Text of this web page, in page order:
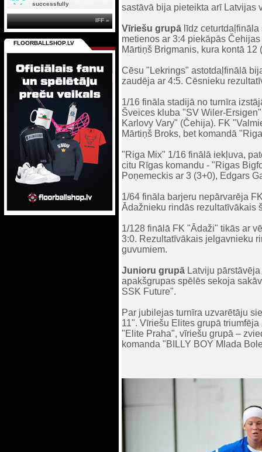
sastāvā bija pieteikta arī Latvijas
Vīriešu grupā līdz
metienos ar 3:4 piekāpās
Mārtiņš Brigmanis, kura kontā 12
Cēsu "Lekrings" astotdaļfinālā
zaudēja ar 4:5. Cēsnieku
1/16 fināla stadijā no turnīra
Šveices kluba "SV Wiler-
Karlovy Vary" (Čehija). FK
Mārtiņš Broks, bet komandā
"Riga Mix" 1/16 finālā iekļuva,
citu Rīgas komandu - "Rigas
Poņemeckis ar 3 (3+0), Edgars
1/64 fināla barjeru nepārvarēja
Ādažnieku rindās rezultatīvākais
1/128 finālā FK "Ādaži" tikās ar
3:0. Rezultatīvākais jelgavnieku
guvumiem.
Junioru grupā Latviju
apakšgrupas spēlēs sekoja
SSK Future".
Par jubilejas turnīra uzvarētāju
11". Vīriešu Elites grupā
"Elite Praha", vīriešu grupā –
komanda "BILLY BOY Mlada
successfully
IFF »
FLOORBALLSHOP.LV